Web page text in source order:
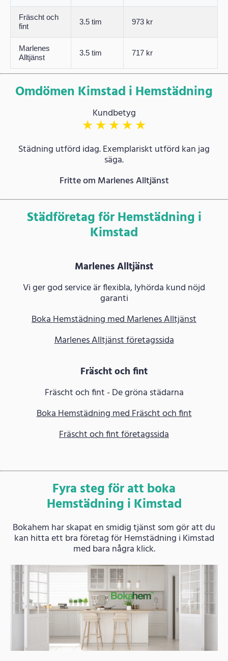
Fräscht och
fint
3.5 tim 973 kr
Marlenes
Alltjänst
3.5 tim 717 kr
Omdömen Kimstad i Hemstädning
Kundbetyg
★★★★★
Städning utförd idag. Exemplariskt utförd kan jag
säga.
Fritte om Marlenes Alltjänst
Städföretag för Hemstädning i
Kimstad
Marlenes Alltjänst
Vi ger god service är flexibla, lyhörda kund nöjd
garanti
Boka Hemstädning med Marlenes Alltjänst
Marlenes Alltjänst företagssida
Fräscht och fint
Fräscht och fint - De gröna städarna
Boka Hemstädning med Fräscht och fint
Fräscht och fint företagssida
Fyra steg för att boka
Hemstädning i Kimstad
Bokahem har skapat en smidig tjänst som gör att du
kan hitta ett bra företag för Hemstädning i Kimstad
med bara några klick.